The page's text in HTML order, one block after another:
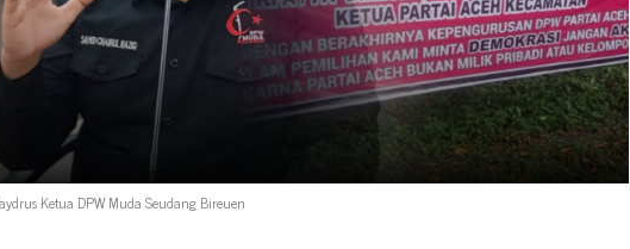
Ketua DPW Muda Seudang Bireuen